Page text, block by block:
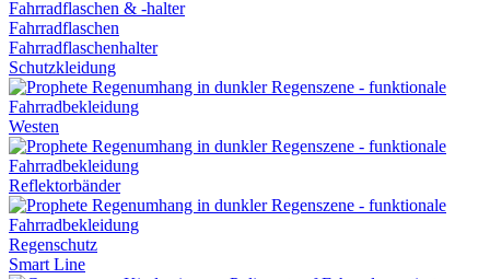
Fahrradflaschen & -halter
Fahrradflaschen
Fahrradflaschenhalter
Schutzkleidung
Westen
Reflektorbänder
Regenschutz
Smart Line